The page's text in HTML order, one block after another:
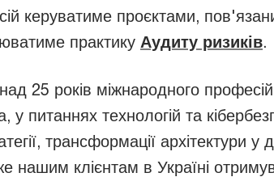
керуватиме проєктами,
практику Аудиту ризиків.
25 років міжнародного
у питаннях технологій та
трансформації архітектури
нашим клієнтам в Україні